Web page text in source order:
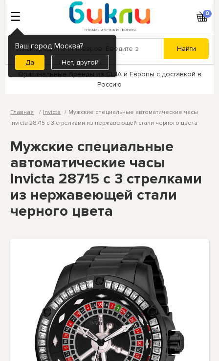
Ваш город Москва?
Нет, другой
0
Оригинальные бренды из США и Европы с доставкой в
Россию
Главная Invicta
Мужские специальные автоматические часы
Invicta 28715 с 3 стрелками из нержавеющей стали черного цвета
Мужские специальные
автоматические часы
Invicta 28715 с 3 стрелками
из нержавеющей стали
черного цвета